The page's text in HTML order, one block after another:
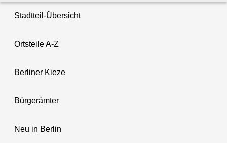
Stadtteil-Übersicht
Ortsteile A-Z
Berliner Kieze
Bürgerämter
Neu in Berlin